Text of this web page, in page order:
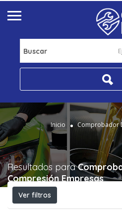
Buscar
Inicio Comprobador
Resultados para
Compresión Empresas
Ver filtros